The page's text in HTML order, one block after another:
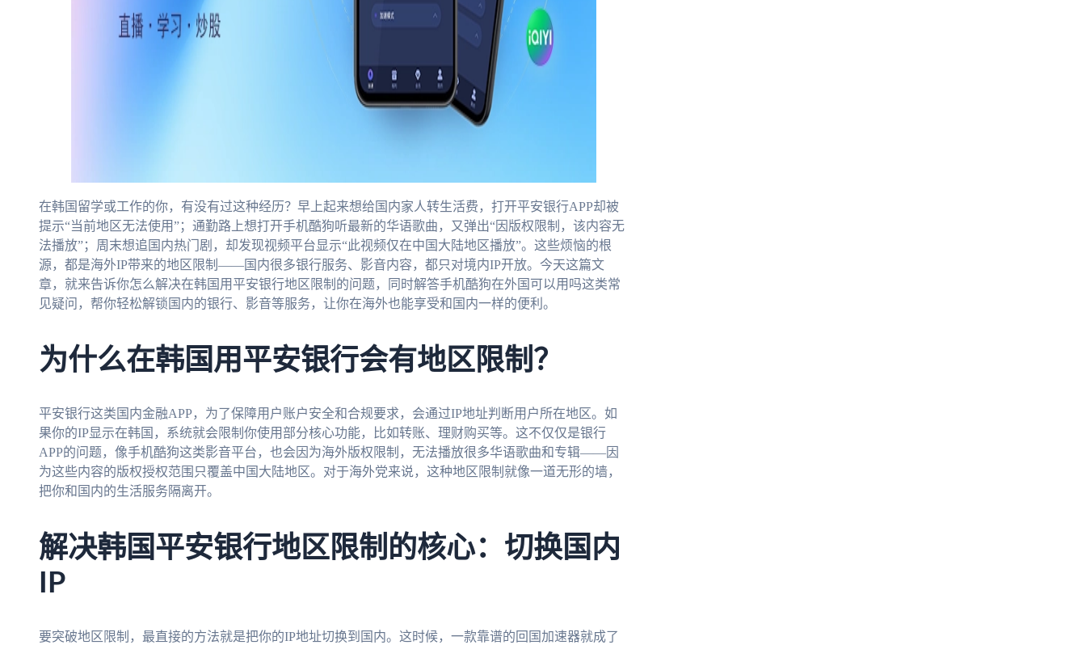
在韩国留学或工作的你，有没有过这种经历？早上起来想给国内家人转生活费，打开平安银行APP却被
提示“当前地区无法使用”；通勤路上想打开手机酷狗听最新的华语歌曲，又弹出“因版权限制，该内容无
法播放”；周末想追国内热门剧，却发现视频平台显示“此视频仅在中国大陆地区播放”。这些烦恼的根
源，都是海外IP带来的地区限制——国内很多银行服务、影音内容，都只对境内IP开放。今天这篇文
章，就来告诉你怎么解决在韩国用平安银行地区限制的问题，同时解答手机酷狗在外国可以用吗这类常
见疑问，帮你轻松解锁国内的银行、影音等服务，让你在海外也能享受和国内一样的便利。
为什么在韩国用平安银行会有地区限制？
平安银行这类国内金融APP，为了保障用户账户安全和合规要求，会通过IP地址判断用户所在地区。如
果你的IP显示在韩国，系统就会限制你使用部分核心功能，比如转账、理财购买等。这不仅仅是银行
APP的问题，像手机酷狗这类影音平台，也会因为海外版权限制，无法播放很多华语歌曲和专辑——因
为这些内容的版权授权范围只覆盖中国大陆地区。对于海外党来说，这种地区限制就像一道无形的墙，
把你和国内的生活服务隔离开。
解决韩国平安银行地区限制的核心：切换国内
IP
要突破地区限制，最直接的方法就是把你的IP地址切换到国内。这时候，一款靠谱的回国加速器就成了